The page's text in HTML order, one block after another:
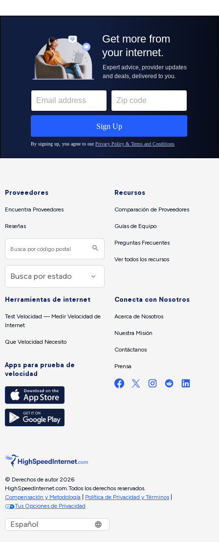
Proveedores
Encuentra Proveedores
Reseñas
Recursos
Comparación de Proveedores
Guías de Equipo
Preguntas Frecuentes
Ver todos los recursos
Herramientas de internet
Test Velocidad — Medir Velocidad de
Internet
Que Velocidad Necesito
Apps para prueba de
velocidad
Conecta con Nosotros
Acerca de Nosotros
Nuestra Misión
Contáctanos
Prensa
© Derechos de autor 2026
HighSpeedInternet.com.Todos los derechos reservados.
Compensación y Metodología
Política de Privacidad y Términos
Tus Opciones de Privacidad